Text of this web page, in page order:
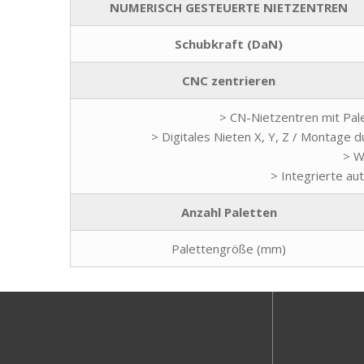
NUMERISCH GESTEUERTE NIETZENTREN
Schubkraft (DaN)
CNC zentrieren
> CN-Nietzentren mit
> Digitales Nieten X, Y, Z / Montage
>
> Integrierte
Anzahl Paletten
Palettengröße (mm)